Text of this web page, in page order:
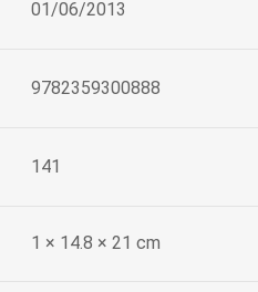
01/06/2013
9782359300888
141
1 × 14.8 × 21 cm